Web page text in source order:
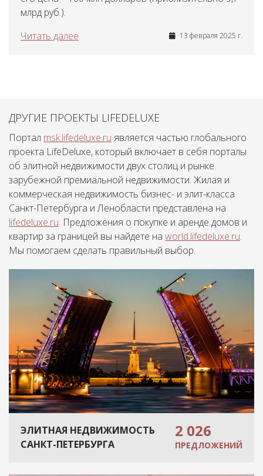
млрд руб.).
Читать далее
13 февраля 2025 г.
ДРУГИЕ ПРОЕКТЫ LIFEDELUXE
Портал msk.lifedeluxe.ru является частью глобального
проекта LifeDeluxe, который включает в себя порталы
об элитной недвижимости двух столиц и рынке
зарубежной премиальной недвижимости. Жилая и
коммерческая недвижимость бизнес- и элит-класса
Санкт-Петербурга и Ленобласти представлена на
lifedeluxe.ru. Предложения о покупке и аренде домов и
квартир за границей вы найдете на world.lifedeluxe.ru.
Мы помогаем сделать правильный выбор.
ЭЛИТНАЯ НЕДВИЖИМОСТЬ
САНКТ-ПЕТЕРБУРГА
2 026
ПРЕДЛОЖЕНИЙ